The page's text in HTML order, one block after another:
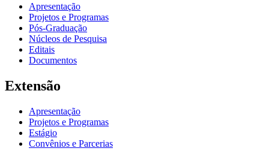
Apresentação
Projetos e Programas
Pós-Graduação
Núcleos de Pesquisa
Editais
Documentos
Extensão
Apresentação
Projetos e Programas
Estágio
Convênios e Parcerias